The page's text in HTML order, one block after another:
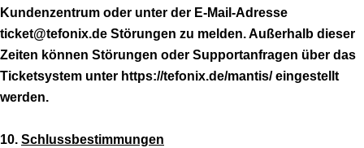
Kundenzentrum oder unter der E-Mail-Adresse
ticket@tefonix.de Störungen zu melden. Außerhalb dieser
Zeiten können Störungen oder Supportanfragen über das
Ticketsystem unter https://tefonix.de/mantis/ eingestellt
werden.
10. Schlussbestimmungen